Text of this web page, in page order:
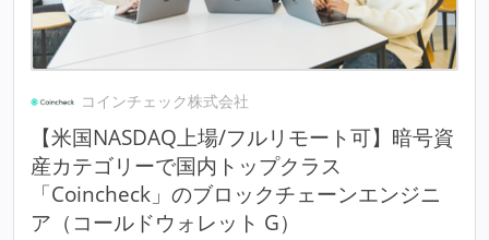
コインチェック株式会社
【米国NASDAQ上場/フルリモート可】暗号資
産カテゴリーで国内トップクラス
「Coincheck」のブロックチェーンエンジニ
ア（コールドウォレット G）